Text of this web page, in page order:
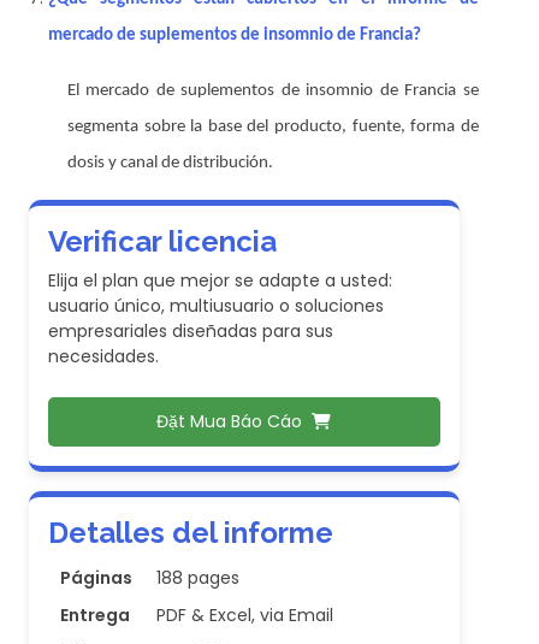
mercado de suplementos de insomnio de Francia?
El mercado de suplementos de insomnio de Francia se
segmenta sobre la base del producto, fuente, forma de
dosis y canal de distribución.
Verificar licencia
Elija el plan que mejor se adapte a usted:
usuario único, multiusuario o soluciones
empresariales diseñadas para sus
necesidades.
Đặt Mua Báo Cáo
Detalles del informe
Páginas
188 pages
Entrega
PDF & Excel, via Email